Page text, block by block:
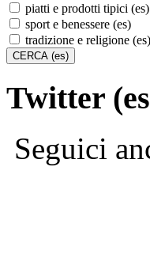
piatti e prodotti tipici (es)
sport e benessere (es)
tradizione e religione (es)
Twitter
Seguici